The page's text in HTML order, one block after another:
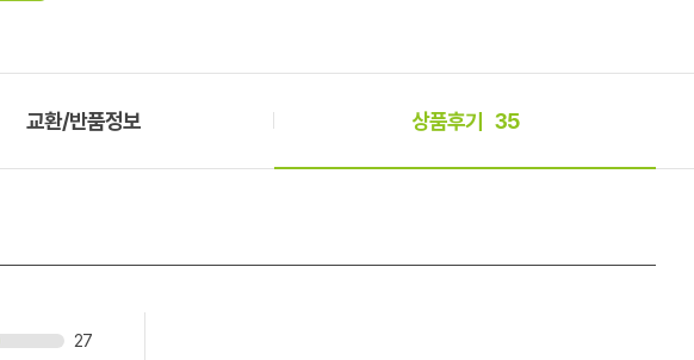
교환/반품정보 상품후기 35
27